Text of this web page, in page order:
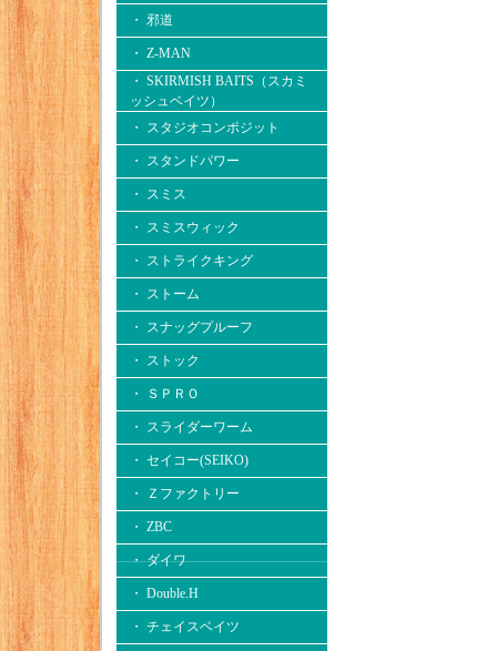
・ 邪道
・ Z-MAN
・ SKIRMISH BAITS（スカミ
ッシュベイツ）
・ スタジオコンポジット
・ スタンドパワー
・ スミス
・ スミスウィック
・ ストライクキング
・ ストーム
・ スナッグプルーフ
・ ストック
・ ＳＰＲＯ
・ スライダーワーム
・ セイコー(SEIKO)
・ Ｚファクトリー
・ ZBC
・ ダイワ
・ Double.H
・ チェイスベイツ